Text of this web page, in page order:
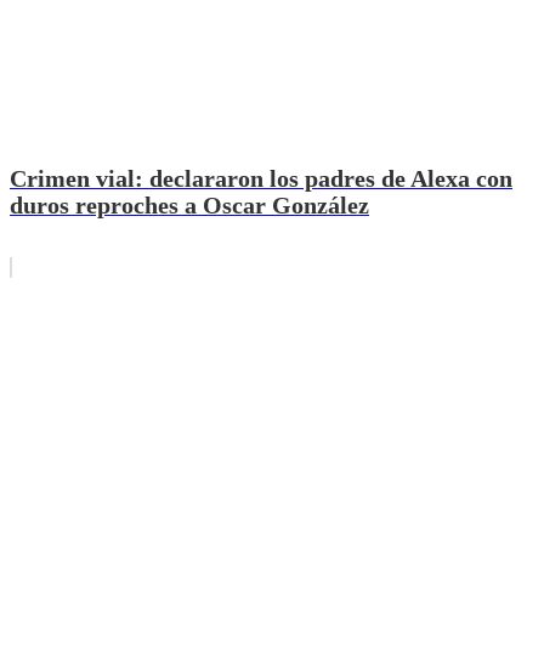
Crimen vial: declararon los padres de Alexa con
duros reproches a Oscar González